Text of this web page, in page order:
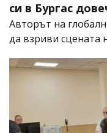
си в Бургас
Авторът на
да взриви сцената